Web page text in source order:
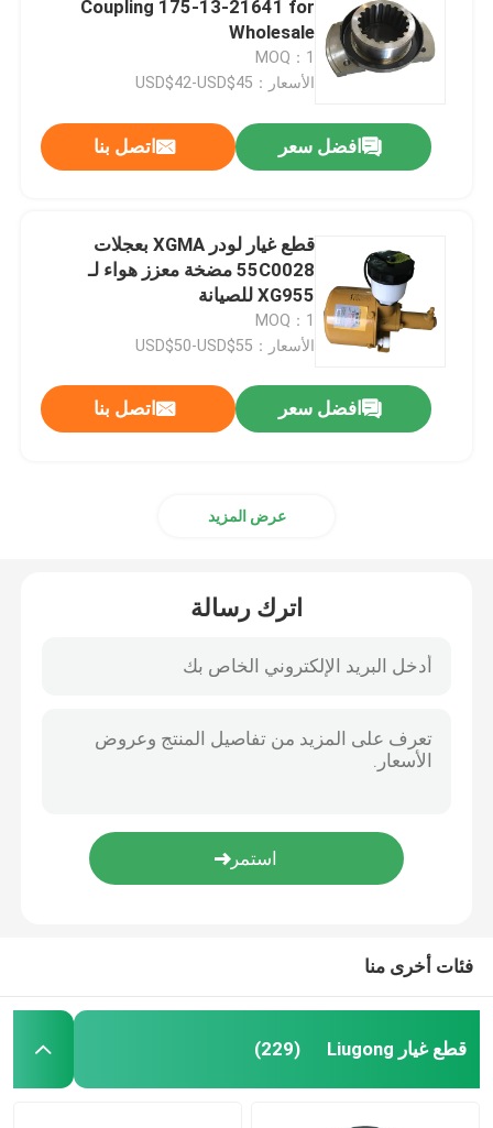
قطع الغيار من Weichai
قطع غيار ساني
قطع غيار هيونداي
أجزاء من اللوفول
قطع الغيار من Shangchai
Coupling 175-13-21641 for
Wholesale
MOQ：1
الأسعار：USD$42-USD$45
افضل سعر اتصل بنا
قطع غيار لودر XGMA بعجلات
55C0028 مضخة معزز هواء لـ
XG955 للصيانة
MOQ：1
الأسعار：USD$50-USD$55
افضل سعر اتصل بنا
عرض المزيد
اترك رسالة
فئات أخرى منا
قطع غيار Liugong (229)